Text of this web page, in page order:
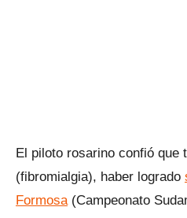
El piloto rosarino confió que
(fibromialgia), haber logrado
Formosa(Campeonato